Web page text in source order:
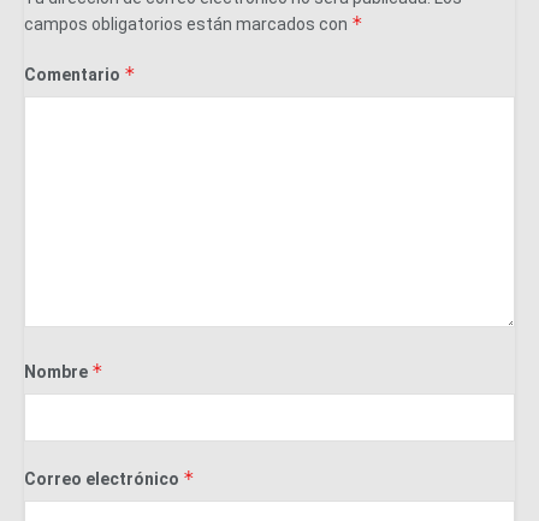
campos obligatorios están marcados con *
Comentario *
Nombre *
Correo electrónico *